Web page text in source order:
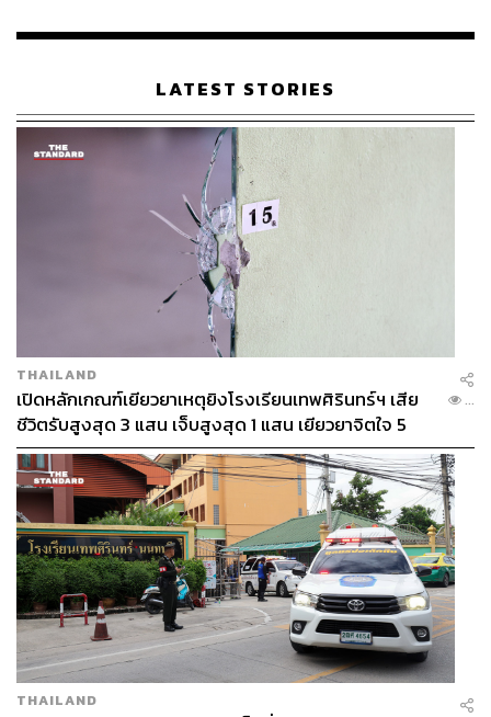
เรือนไทยที่ถูกซุกไว้
LATEST STORIES
THAILAND
เปิดหลักเกณฑ์เยียวยาเหตุยิงโรงเรียนเทพศิรินทร์ฯ เสีย
ชีวิตรับสูงสุด 3 แสน เจ็บสูงสุด 1 แสน เยียวยาจิตใจ 5
ระดับ
...
THAILAND